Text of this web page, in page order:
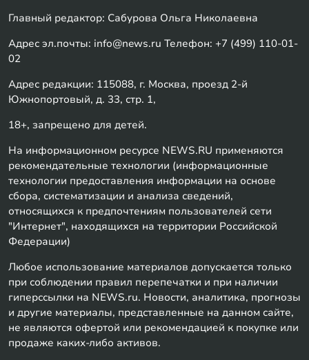
Главный редактор: Сабурова Ольга Николаевна
Адрес эл.почты: info@news.ru Телефон: +7 (499) 110-01-
02
Адрес редакции: 115088, г. Москва, проезд 2-й
Южнопортовый, д. 33, стр. 1,
18+, запрещено для детей.
На информационном ресурсе NEWS.RU применяются
рекомендательные технологии (информационные
технологии предоставления информации на основе
сбора, систематизации и анализа сведений,
относящихся к предпочтениям пользователей сети
"Интернет", находящихся на территории Российской
Федерации)
Любое использование материалов допускается только
при соблюдении правил перепечатки и при наличии
гиперссылки на NEWS.ru. Новости, аналитика, прогнозы
и другие материалы, представленные на данном сайте,
не являются офертой или рекомендацией к покупке или
продаже каких-либо активов.